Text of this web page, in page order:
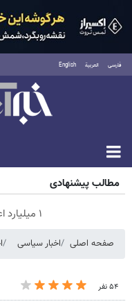
فارسی العربية English
شنبه ۱۷ مرداد ۱۴۰۵
مطالب پیشنهادی
۱ میلیارد اعتبار خرید طلا | بدون ضامن و چک
صفحه اصلی اخبار سیاسی
۵۴ نفر